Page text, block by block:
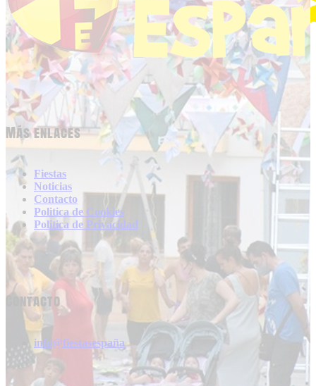
Más enlaces
Fiestas
Noticias
Contacto
Politica de Cookies
Politica de Privacidad
Contacto
info@fiestasespaña